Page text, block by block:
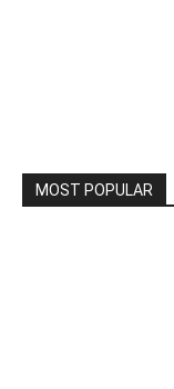
MOST POPULAR